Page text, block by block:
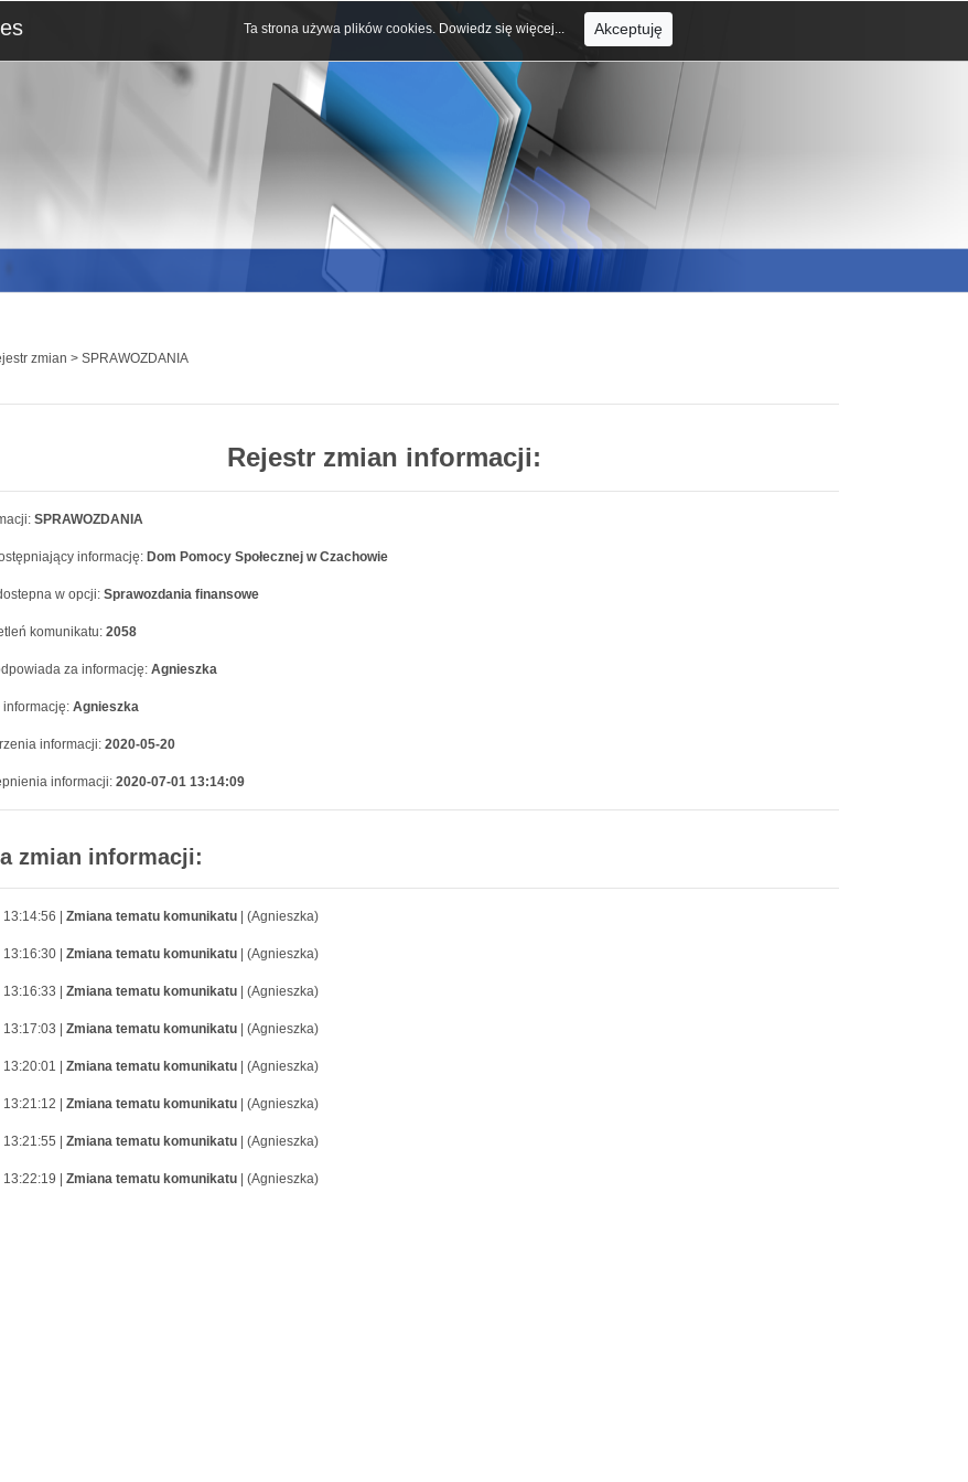
zmian > SPRAWOZDANIA
Rejestr zmian informacji:
SPRAWOZDANIA
informację: Dom Pomocy Społecznej w Czachowie
w opcji: Sprawozdania finansowe
komunikatu: 2058
za informację: Agnieszka
informację: Agnieszka
informacji: 2020-05-20
informacji: 2020-07-01 13:14:09
zmian informacji:
| Zmiana tematu komunikatu | (Agnieszka)
| Zmiana tematu komunikatu | (Agnieszka)
| Zmiana tematu komunikatu | (Agnieszka)
| Zmiana tematu komunikatu | (Agnieszka)
| Zmiana tematu komunikatu | (Agnieszka)
| Zmiana tematu komunikatu | (Agnieszka)
| Zmiana tematu komunikatu | (Agnieszka)
| Zmiana tematu komunikatu | (Agnieszka)
Ta strona używa plików cookies. Dowiedz się więcej... Akceptuję